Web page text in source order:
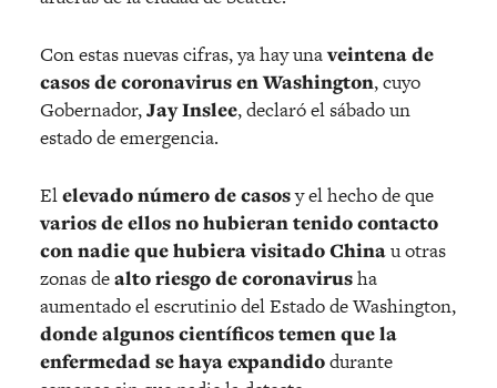
Con estas nuevas cifras, ya hay unaveintena de
casos de coronavirus en Washington, cuyo
Gobernador,Jay Inslee, declaró el sábado un
estado de emergencia.
Elelevado número de casosy el hecho de que
varios de ellos no hubieran tenido contacto
con nadie que hubiera visitado Chinau otras
zonas dealto riesgo de coronavirusha
aumentado el escrutinio del Estado de Washington,
donde algunos científicos temen que la
enfermedad se haya expandidodurante